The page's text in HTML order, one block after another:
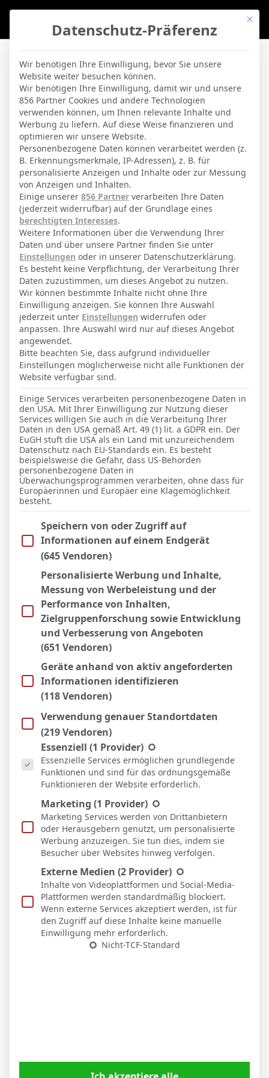
Abanca-Balaídos
Micha Sassie 19. April 2026
Stadt Vigo
Teams Celta Vigo
Adresse Avenida de Balaídos
Kapazität 31800
Spielbelag grass
FacebookTwitter Pinterest LinkedInTumblr
PREVIOUS ARTICLE
Estadio Ramón Sánchez
Pizjuán
NEXT ARTICLE
Micha Sassie
Website
WEITERE ARTIKEL
BVB – Netradio: Das Webradio von Borussia
Dortmund live
7. Mai 2026
Nico Schlotterbeck nach dem Sieg in Stuttgart:
„Der VfB drückte uns hinten rein“
6. April 2026
Mit
Datenschutz-Präferenz
Wir benötigen Ihre Einwilligung, bevor Sie unsere
Website weiter besuchen können.
Wir benötigen Ihre Einwilligung, damit wir und unsere
856 Partner Cookies und andere Technologien
verwenden können, um Ihnen relevante Inhalte und
Werbung zu liefern. Auf diese Weise finanzieren und
optimieren wir unsere Website.
Personenbezogene Daten können verarbeitet werden (z.
B. Erkennungsmerkmale, IP-Adressen), z. B. für
personalisierte Anzeigen und Inhalte oder zur Messung
von Anzeigen und Inhalten.
Einige unserer 856 Partner verarbeiten Ihre Daten
(jederzeit widerrufbar) auf der Grundlage eines
berechtigten Interesses.
Weitere Informationen über die Verwendung Ihrer
Daten und über unsere Partner finden Sie unter
Einstellungen oder in unserer Datenschutzerklärung.
Es besteht keine Verpflichtung, der Verarbeitung Ihrer
Daten zuzustimmen, um dieses Angebot zu nutzen.
Wir können bestimmte Inhalte nicht ohne Ihre
Einwilligung anzeigen. Sie können Ihre Auswahl
jederzeit unter Einstellungen widerrufen oder
anpassen. Ihre Auswahl wird nur auf dieses Angebot
angewendet.
Bitte beachten Sie, dass aufgrund individueller
Einstellungen möglicherweise nicht alle Funktionen der
Website verfügbar sind.
Einige Services verarbeiten personenbezogene Daten in
den USA. Mit Ihrer Einwilligung zur Nutzung dieser
Services willigen Sie auch in die Verarbeitung Ihrer
Daten in den USA gemäß Art. 49 (1) lit. a GDPR ein. Der
EuGH stuft die USA als ein Land mit unzureichendem
Datenschutz nach EU-Standards ein. Es besteht
beispielsweise die Gefahr, dass US-Behörden
personenbezogene Daten in
Überwachungsprogrammen verarbeiten, ohne dass für
Europäerinnen und Europäer eine Klagemöglichkeit
besteht.
Im Folgenden finden Sie eine Liste der Zwecke des IAB
Speichern von oder Zugriff auf
Informationen auf einem Endgerät
(645 Vendoren)
Personalisierte Werbung und Inhalte,
Messung von Werbeleistung und der
Performance von Inhalten,
Zielgruppenforschung sowie Entwicklung
und Verbesserung von Angeboten
(651 Vendoren)
Geräte anhand von aktiv angeforderten
Informationen identifizieren
(118 Vendoren)
Verwendung genauer Standortdaten
(219 Vendoren)
Es folgt eine Liste der Service-Gruppen, für die eine
Essenziell (1 Provider)
Essenzielle Services ermöglichen grundlegende
Funktionen und sind für das ordnungsgemäße
Funktionieren der Website erforderlich.
Marketing (1 Provider)
Marketing Services werden von Drittanbietern
oder Herausgebern genutzt, um personalisierte
Werbung anzuzeigen. Sie tun dies, indem sie
Besucher über Websites hinweg verfolgen.
Externe Medien (2 Provider)
Inhalte von Videoplattformen und Social-Media-
Plattformen werden standardmäßig blockiert.
Wenn externe Services akzeptiert werden, ist für
den Zugriff auf diese Inhalte keine manuelle
Einwilligung mehr erforderlich.
Nicht-TCF-Standard